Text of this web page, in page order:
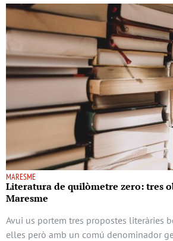
MARESME
Literatura de quilòmetre zero: tres
Maresme
Avui us portem tres propostes literàries
elles però amb un comú denominador